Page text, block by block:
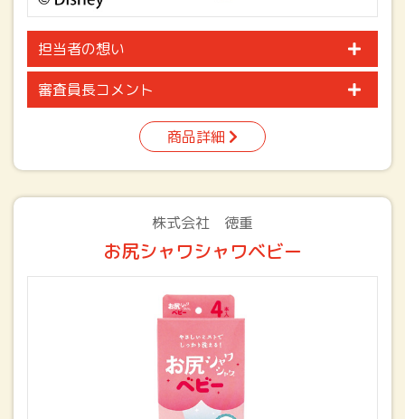
担当者の想い
審査員長コメント
商品詳細
株式会社 徳重
お尻シャワシャワベビー